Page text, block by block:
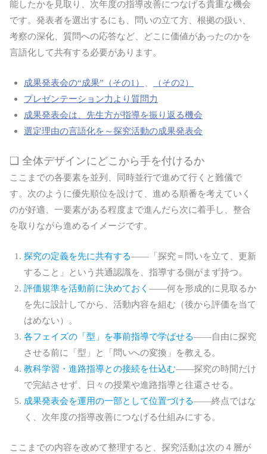
能したかを見取り、次年度の指導改善につなげる貴重な機会
です。発表者を選出するにも、問いの立て方、根拠の扱い、
考察の深化、質問への応答など、どこに価値があったのかを
言語化して共有する必要があります。
成果発表会の“成果”（その1） 、
（その2）
プレゼンテーション力より質問力
成果発表会は、先生方が指導を振り返る機会
選定理由の言語化を～探究活動の成果発表会
❏ 全体デザインにどこから手を付けるか
ここまでの各要素を並列、同時並行で進めて行くと難儀で
す。次のように優先順位を設けて、進める順番を考えていく
のが好適、一要素がある程度まで進んだら次に着手し、整合
を取りながら進めるイメージです。
探究の定義を先に共有する――「探究＝問いを立て、更新
すること」という共通認識を、指導する側がまず持つ。
評価規準を活動前に決めておく ――何を形成的に見取るか
を先に設計してから、活動内容を組む（後から評価を当て
はめない）。
各フェイズの「型」を事前指導で学ばせる――自由に探究
させる前に「型」と「問いへの変換」を教える。
教科学習・進路指導との接続を仕込む――探究の時間だけ
で完結させず、日々の授業や進路指導と往還させる。
成果発表会を運用の一部として位置づける――終点ではな
く、次年度の指導改善につなげる仕組みにする。
ここまでの内容を改めて整理すると、探究活動は次の４層が